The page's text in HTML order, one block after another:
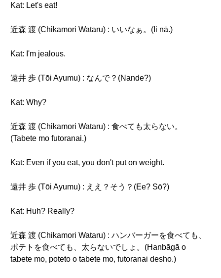
Kat: Let's eat!
近森 渡 (Chikamori Wataru) : いいなぁ。(Ii nā.)
Kat: I'm jealous.
遠井 歩 (Tōi Ayumu) : なんで？(Nande?)
Kat: Why?
近森 渡 (Chikamori Wataru) : 食べても太らない。
(Tabete mo futoranai.)
Kat: Even if you eat, you don't put on weight.
遠井 歩 (Tōi Ayumu) : ええ？そう？(Ee? Sō?)
Kat: Huh? Really?
近森 渡 (Chikamori Wataru) : ハンバーガーを食べても、
ポテトを食べても、太らないでしょ。(Hanbāgā o
tabete mo, poteto o tabete mo, futoranai desho.)